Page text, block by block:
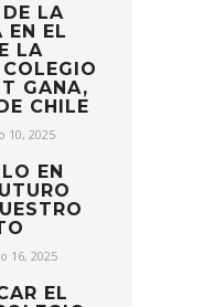
LA
EN EL
LA
GANA,
CHILE
10, 2025
EN
16, 2025
EL